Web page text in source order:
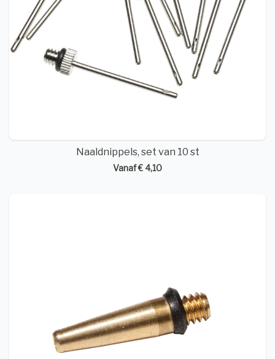
Naaldnippels, set van 10 st
Vanaf € 4,10